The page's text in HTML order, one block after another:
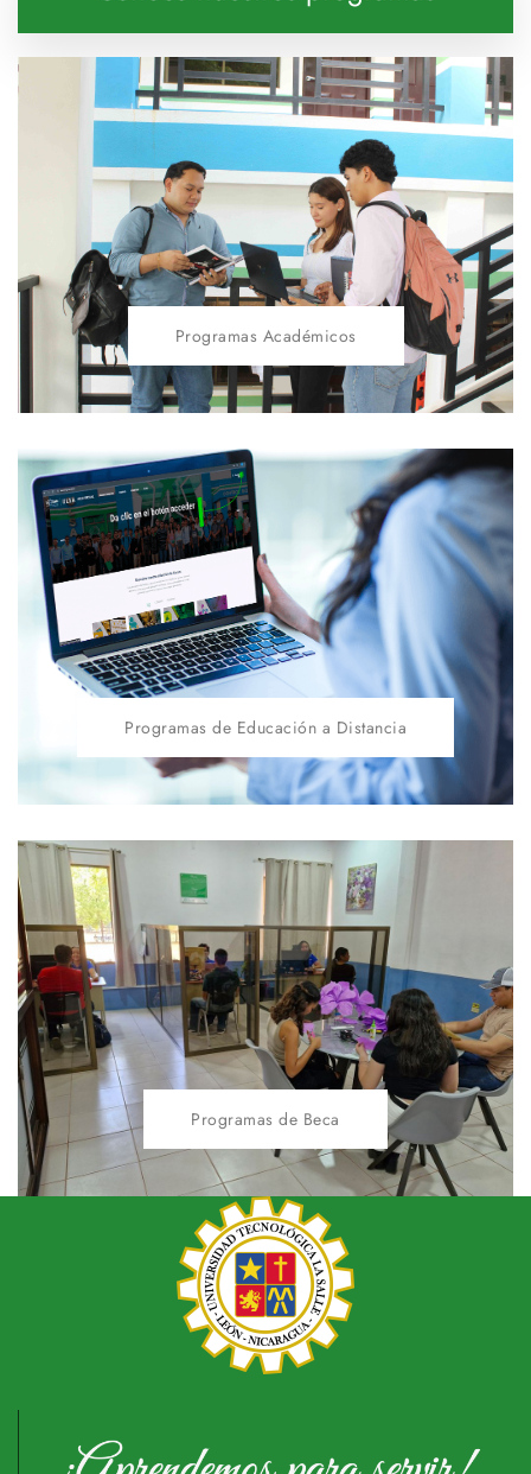
Programas Académicos
Programas de Educación a Distancia
Programas de Beca